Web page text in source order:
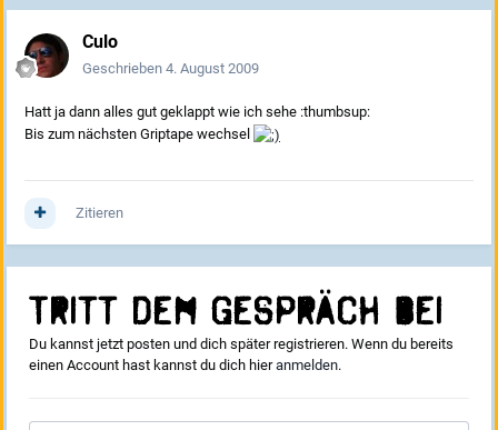
Culo
Geschrieben 4. August 2009
Hatt ja dann alles gut geklappt wie ich sehe :thumbsup:
Bis zum nächsten Griptape wechsel
Zitieren
Tritt dem Gespräch bei
Du kannst jetzt posten und dich später registrieren. Wenn du bereits
einen Account hast kannst du dich hieranmelden.